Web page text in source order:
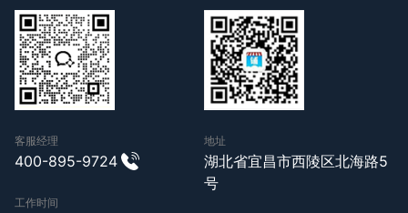
客服经理
400-895-9724
工作时间
地址
湖北省宜昌市西陵区北海路5
号